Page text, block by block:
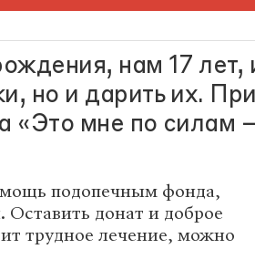
нам 17 лет,
но и дарить их.
«Это мне по силам
подопечным фонда,
донат и доброе
трудное лечение, можно